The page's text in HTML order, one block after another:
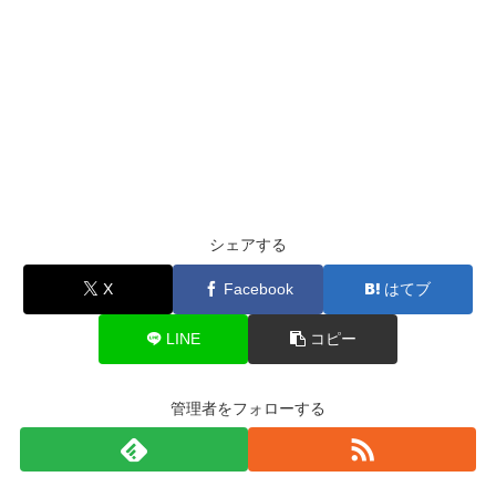
シェアする
X Facebook はてブ
LINE コピー
管理者をフォローする